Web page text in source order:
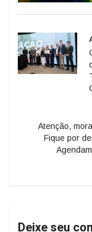
Atenção,
Fique por
Deixe seu